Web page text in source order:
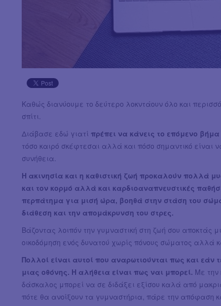
Καθώς διανύουμε το δεύτερο λοκντάουν όλο και
σπίτι.
Διάβασε εδώ γιατί πρέπει να κάνεις το επόμενο
τόσο καιρό σκέφτεσαι αλλά και πόσο σημαντικό είναι
συνήθεια.
Η ακινησία και η καθιστική ζωή προκαλούν πολλά
και τον κορμό αλλά και καρδιοαναπνευστικές
περπάτημα για μισή ώρα, βοηθά στην στάση του
διάθεση και την απομάκρυνση του στρες.
Βάζοντας λοιπόν την γυμναστική στη ζωή σου αποκτάς
οικοδόμηση ενός δυνατού χωρίς πόνους σώματος αλλά
Πολλοί είναι αυτοί που αναρωτιούνται πως και εάν
μιας οθόνης. Η αλήθεια είναι πως ναι μπορεί. Με την
δάσκαλος μπορεί να σε διδάξει εξίσου καλά από
πότε θα ανοίξουν τα γυμναστήρια, πάρε την απόφαση